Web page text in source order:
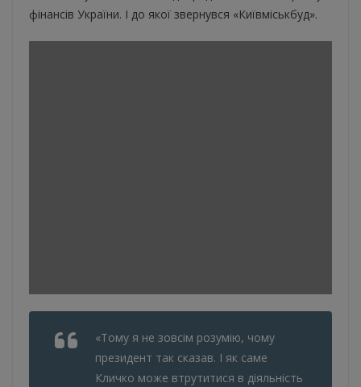
фінансів України. І до якої звернувся «Київміськбуд».
«Тому я не зовсім розумію, чому
президент так сказав. І як саме
Кличко може втрутитися в діяльність